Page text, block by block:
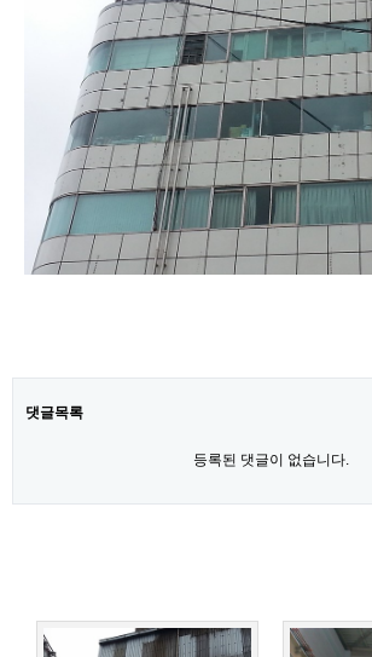
주요업무 및 실적
사진첩
댓글목록
등록된 댓글이 없습니다.